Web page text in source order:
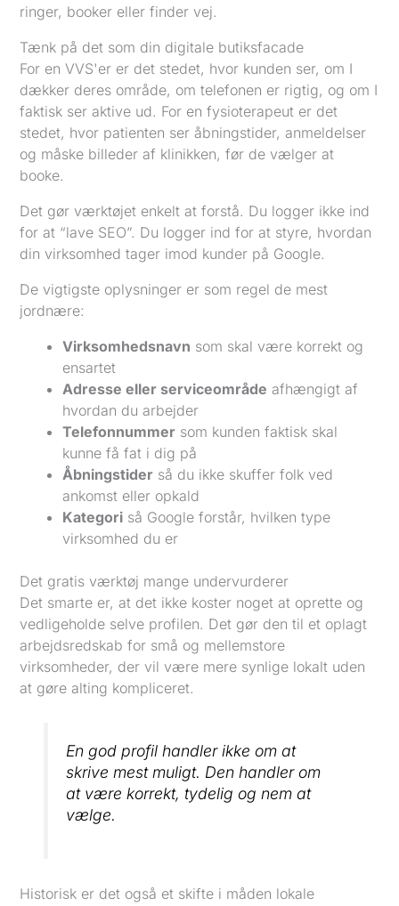
ringer, booker eller finder vej.
Tænk på det som din digitale butiksfacade
For en VVS'er er det stedet, hvor kunden ser, om I
dækker deres område, om telefonen er rigtig, og om I
faktisk ser aktive ud. For en fysioterapeut er det
stedet, hvor patienten ser åbningstider, anmeldelser
og måske billeder af klinikken, før de vælger at
booke.
Det gør værktøjet enkelt at forstå. Du logger ikke ind
for at “lave SEO”. Du logger ind for at styre, hvordan
din virksomhed tager imod kunder på Google.
De vigtigste oplysninger er som regel de mest
jordnære:
Virksomhedsnavn som skal være korrekt og
ensartet
Adresse eller serviceområde afhængigt af
hvordan du arbejder
Telefonnummer som kunden faktisk skal
kunne få fat i dig på
Åbningstider så du ikke skuffer folk ved
ankomst eller opkald
Kategori så Google forstår, hvilken type
virksomhed du er
Det gratis værktøj mange undervurderer
Det smarte er, at det ikke koster noget at oprette og
vedligeholde selve profilen. Det gør den til et oplagt
arbejdsredskab for små og mellemstore
virksomheder, der vil være mere synlige lokalt uden
at gøre alting kompliceret.
En god profil handler ikke om at
skrive mest muligt. Den handler om
at være korrekt, tydelig og nem at
vælge.
Historisk er det også et skifte i måden lokale